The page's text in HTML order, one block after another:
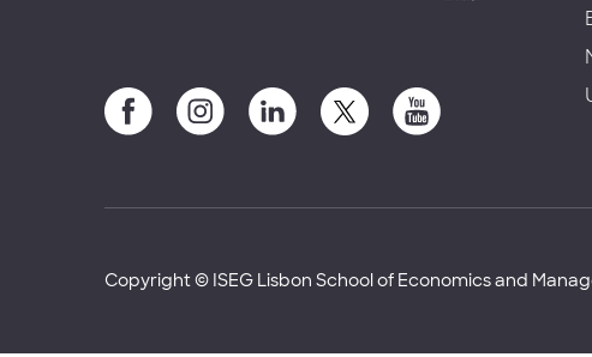
Copyright © ISEG Lisbon School of Economics and